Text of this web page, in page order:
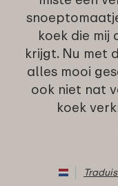
koek die mij
krijgt. Nu met
alles mooi
ook niet nat
koek